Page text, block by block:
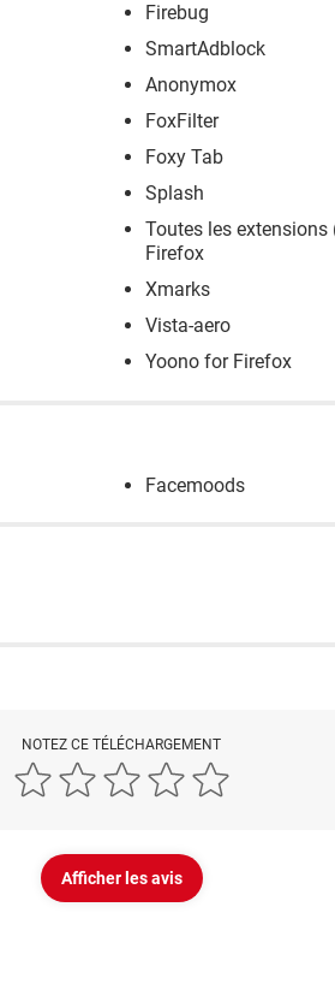
Firebug
SmartAdblock
Anonymox
FoxFilter
Foxy Tab
Splash
Toutes les extensions
Firefox
Xmarks
Vista-aero
Yoono for Firefox
Facemoods
NOTEZ CE TÉLÉCHARGEMENT
Afficher les avis